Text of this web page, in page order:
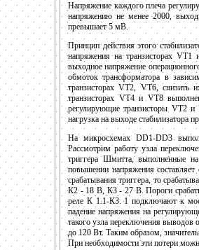
Напряжение каждого плеча
напряжению не менее 2000,
превышает 5 мВ.
Принцип действия этого
напряжения на транзисторах VT1
выходное напряжение
обмоток трансформатора в
транзисторах VT2, VT6, снизить
транзисторах VT4 и VT8
регулирующие транзисторы VT2 и
нагрузка на выходе стабилизатора
На микросхемах DD1-DD3
Рассмотрим работу узла
триггера Шмитта, выполненные
повышении напряжения
срабатывания триггера, то
К2 - 18 В, КЗ - 27 В. Пороги
реле К 1.1-КЗ. 1 подключают к
падение напряжения на
такого узла переключения
до 120 Вт. Таким образом,
При необходимости эти потери